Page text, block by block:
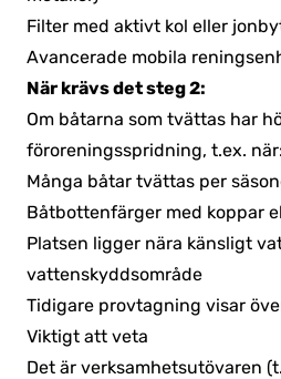
Filter med aktivt kol eller
Avancerade mobila
När krävs det steg 2:
Om båtarna som tvättas har
föroreningsspridning, t.ex. när:
Många båtar tvättas per
Båtbottenfärger med koppar
Platsen ligger nära känsligt
vattenskyddsområde
Tidigare provtagning visar
Viktigt att veta
Det är verksamhetsutövaren